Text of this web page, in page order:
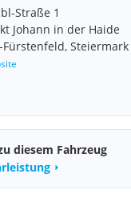
Straße 1
Johann in der Haide
Steiermark
diesem Fahrzeug